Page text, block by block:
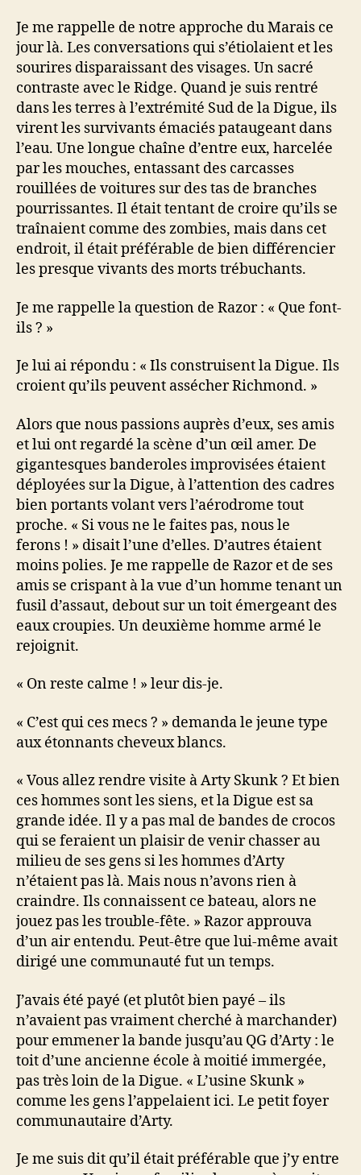
Je me rappelle de notre approche du Marais ce
jour là. Les conversations qui s’étiolaient et les
sourires disparaissant des visages. Un sacré
contraste avec le Ridge. Quand je suis rentré
dans les terres à l’extrémité Sud de la Digue, ils
virent les survivants émaciés pataugeant dans
l’eau. Une longue chaîne d’entre eux, harcelée
par les mouches, entassant des carcasses
rouillées de voitures sur des tas de branches
pourrissantes. Il était tentant de croire qu’ils se
traînaient comme des zombies, mais dans cet
endroit, il était préférable de bien différencier
les presque vivants des morts trébuchants.
Je me rappelle la question de Razor : « Que font-
ils ? »
Je lui ai répondu : « Ils construisent la Digue. Ils
croient qu’ils peuvent assécher Richmond. »
Alors que nous passions auprès d’eux, ses amis
et lui ont regardé la scène d’un œil amer. De
gigantesques banderoles improvisées étaient
déployées sur la Digue, à l’attention des cadres
bien portants volant vers l’aérodrome tout
proche. « Si vous ne le faites pas, nous le
ferons ! » disait l’une d’elles. D’autres étaient
moins polies. Je me rappelle de Razor et de ses
amis se crispant à la vue d’un homme tenant un
fusil d’assaut, debout sur un toit émergeant des
eaux croupies. Un deuxième homme armé le
rejoignit.
« On reste calme ! » leur dis-je.
« C’est qui ces mecs ? » demanda le jeune type
aux étonnants cheveux blancs.
« Vous allez rendre visite à Arty Skunk ? Et bien
ces hommes sont les siens, et la Digue est sa
grande idée. Il y a pas mal de bandes de crocos
qui se feraient un plaisir de venir chasser au
milieu de ses gens si les hommes d’Arty
n’étaient pas là. Mais nous n’avons rien à
craindre. Ils connaissent ce bateau, alors ne
jouez pas les trouble-fête. » Razor approuva
d’un air entendu. Peut-être que lui-même avait
dirigé une communauté fut un temps.
J’avais été payé (et plutôt bien payé – ils
n’avaient pas vraiment cherché à marchander)
pour emmener la bande jusqu’au QG d’Arty : le
toit d’une ancienne école à moitié immergée,
pas très loin de la Digue. « L’usine Skunk »
comme les gens l’appelaient ici. Le petit foyer
communautaire d’Arty.
Je me suis dit qu’il était préférable que j’y entre